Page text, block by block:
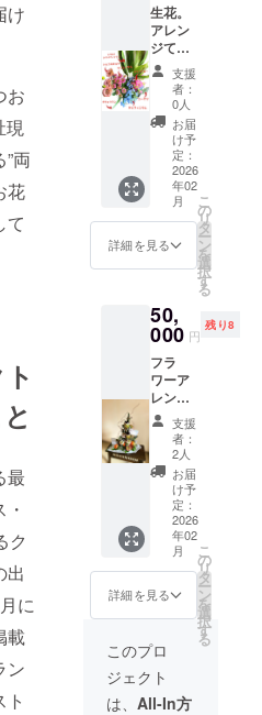
け
お
現
両
花
て
最
ク
出
に
載
ン
生花。
アレン
ジては
なく、
自宅に
自分で
自由に
飾りた
いとい
う方向
け。季
節のお
花に枝
物・葉
物を入
れてお
ます！
画像は
イメー
ジにな
りま
す。
支援
者：
0人
お届
け予
定：
2026
年02
月
詳細を見る
こ
の
リ
タ
ー
ン
を
選
択
す
る
50,
000 円
残り8
フラ
ワーア
レンジ
メント
（ギフ
ト）。
季節の
お花で
制作す
るアレ
ンジメ
ントを
お届け
しま
す！ 画
像はイ
メージ
になり
ます。
支援
者：
2人
お届
け予
定：
2026
年02
月
詳細を見る
こ
の
リ
タ
ー
ン
を
選
択
す
る
このプロ
ジェクト
は、 All-In方